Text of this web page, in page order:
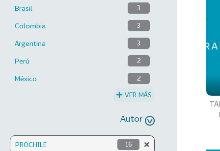
Brasil 3
Colombia 3
Argentina 3
Perú 2
México 2
VER MÁS
Autor
PROCHILE 16